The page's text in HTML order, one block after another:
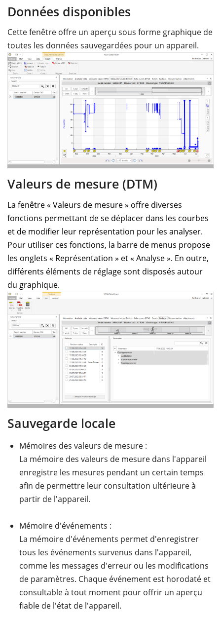
Données disponibles
Cette fenêtre offre un aperçu sous forme graphique de
toutes les données sauvegardées pour un appareil.
Valeurs de mesure (DTM)
La fenêtre « Valeurs de mesure » offre diverses
fonctions permettant de se déplacer dans les courbes
et de modifier leur représentation pour les analyser.
Pour utiliser ces fonctions, la barre de menus propose
les onglets « Représentation » et « Analyse ». En outre,
différents éléments de réglage sont disposés autour
du graphique.
Sauvegarde locale
Mémoires des valeurs de mesure :
La mémoire des valeurs de mesure dans l'appareil
enregistre les mesures pendant un certain temps
afin de permettre leur consultation ultérieure à
partir de l'appareil.
Mémoire d'événements :
La mémoire d'événements permet d'enregistrer
tous les événements survenus dans l'appareil,
comme les messages d'erreur ou les modifications
de paramètres. Chaque événement est horodaté et
consultable à tout moment pour offrir un aperçu
fiable de l'état de l'appareil.